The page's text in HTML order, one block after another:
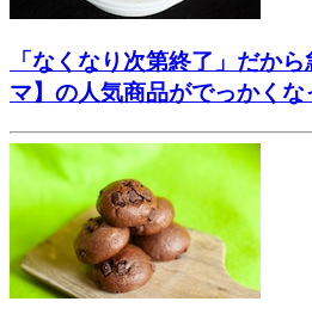
「なくなり次第終了」だか
マ】の人気商品がでっかくな